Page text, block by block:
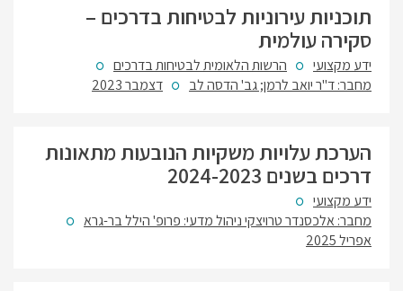
תוכניות עירוניות לבטיחות בדרכים –
סקירה עולמית
ידע מקצועי
הרשות הלאומית לבטיחות בדרכים
מחבר: ד"ר יואב לרמן; גב' הדסה לב
דצמבר 2023
הערכת עלויות משקיות הנובעות מתאונות
דרכים בשנים 2024-2023
ידע מקצועי
מחבר: אלכסנדר טרויצקי ניהול מדעי: פרופ' הילל בר-גרא
אפריל 2025